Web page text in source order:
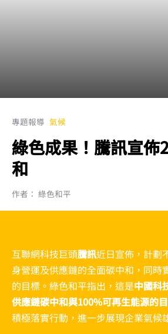
專題報導 氣候
綠色成果！騰訊宣佈
和
作者： 綠色和平
互聯網科技巨頭騰訊近日宣佈，計劃
身營運及供應鏈的全面碳中和，同時
的目標。綠色和平指出，這是中國科
供應鏈碳中和與100%可再生能源的
積極落實行動，進一步展現企業氣候